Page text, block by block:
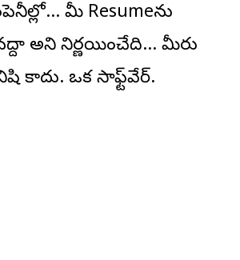
మీ Resumeను
అని నిర్ణయించేది… మీరు
కాదు. ఒక సాఫ్ట్‌వేర్.